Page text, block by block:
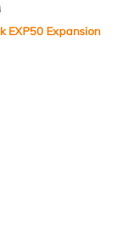
EXP50 Expansion